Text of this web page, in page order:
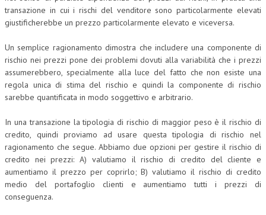
transazione in cui i rischi del venditore sono particolarmente elevati
giustificherebbe un prezzo particolarmente elevato e viceversa.
Un semplice ragionamento dimostra che includere una componente di
rischio nei prezzi pone dei problemi dovuti alla variabilità che i prezzi
assumerebbero, specialmente alla luce del fatto che non esiste una
regola unica di stima del rischio e quindi la componente di rischio
sarebbe quantificata in modo soggettivo e arbitrario.
In una transazione la tipologia di rischio di maggior peso è il rischio di
credito, quindi proviamo ad usare questa tipologia di rischio nel
ragionamento che segue. Abbiamo due opzioni per gestire il rischio di
credito nei prezzi: A) valutiamo il rischio di credito del cliente e
aumentiamo il prezzo per coprirlo; B) valutiamo il rischio di credito
medio del portafoglio clienti e aumentiamo tutti i prezzi di
conseguenza.